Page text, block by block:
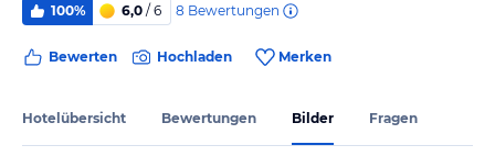
100% 6,0 / 6 8 Bewertungen
Bewerten Hochladen Merken
Hotelübersicht Bewertungen Bilder Fragen